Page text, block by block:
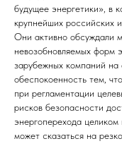
будущее энергетики», в
крупнейших российских
Они активно обсуждали
невозобновляемых форм
зарубежных компаний
обеспокоенность тем,
при регламентации
рисков безопасности
энергоперехода
может сказаться на